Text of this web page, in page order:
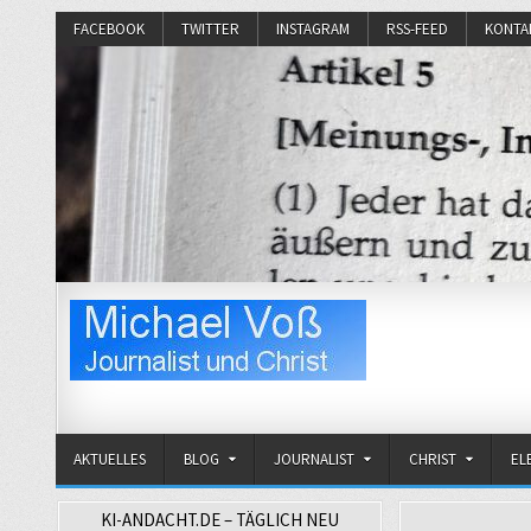
FACEBOOK TWITTER INSTAGRAM RSS-FEED
AKTUELLES BLOG JOURNALIST CHRIST
KI-ANDACHT.DE – TÄGLICH NEU